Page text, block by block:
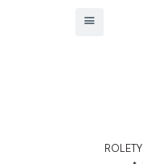
ROLETY